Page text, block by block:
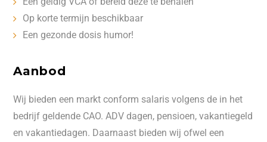
Op korte termijn beschikbaar
Een gezonde dosis humor!
Aanbod
Wij bieden een markt conform salaris volgens de in het
bedrijf geldende CAO. ADV dagen, pensioen, vakantiegeld
en vakantiedagen. Daarnaast bieden wij ofwel een